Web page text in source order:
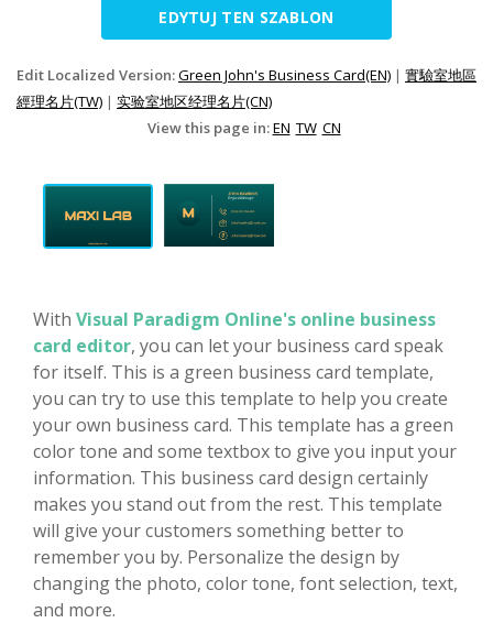
EDYTUJ TEN SZABLON
Edit Localized Version:Green John's Business Card(EN) | 實驗室地區
經理名片(TW) | 实验室地区经理名片(CN)
View this page in:EN TW CN
With Visual Paradigm Online's online business
card editor, you can let your business card speak
for itself. This is a green business card template,
you can try to use this template to help you create
your own business card. This template has a green
color tone and some textbox to give you input your
information. This business card design certainly
makes you stand out from the rest. This template
will give your customers something better to
remember you by. Personalize the design by
changing the photo, color tone, font selection, text,
and more.